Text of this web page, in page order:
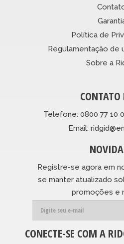
Política de
Regulamentação de
Sobre a
Telefone: 0800 77 10
Email:
Registre-se agora em
se manter atualizado
promoções e
CONECTE-SE COM A